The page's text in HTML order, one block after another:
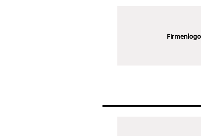
Firmenlogo